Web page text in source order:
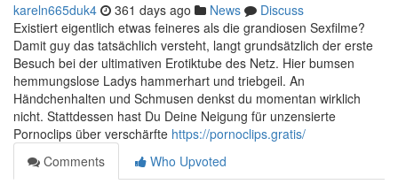
kareln665duk4 361 days ago News
Discuss
Existiert eigentlich etwas feineres als die grandiosen Sexfilme?
Damit guy das tatsächlich versteht, langt grundsätzlich der erste
Besuch bei der ultimativen Erotiktube des Netz. Hier bumsen
hemmungslose Ladys hammerhart und triebgeil. An
Händchenhalten und Schmusen denkst du momentan wirklich
nicht. Stattdessen hast Du Deine Neigung für unzensierte
Pornoclips über verschärfte https://pornoclips.gratis/
Comments
Who Upvoted